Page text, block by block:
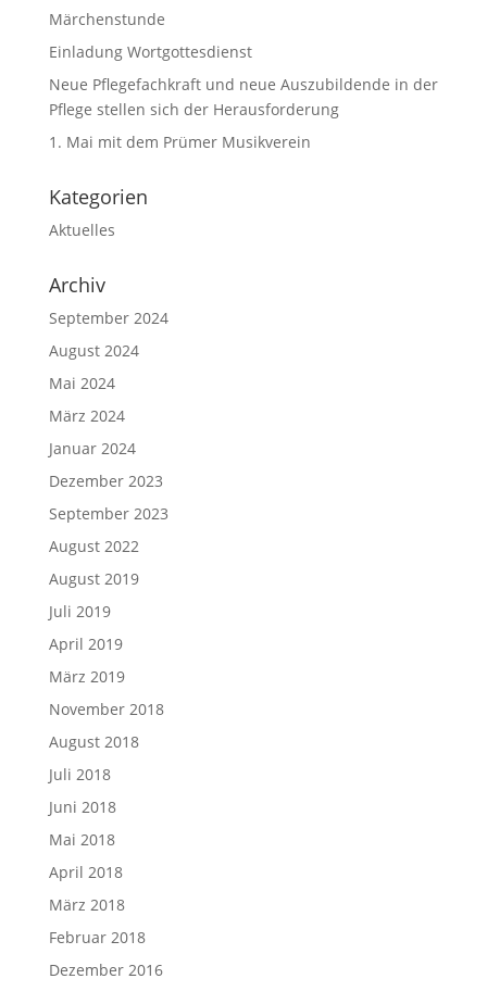
Märchenstunde
Einladung Wortgottesdienst
Neue Pflegefachkraft und neue Auszubildende in der
Pflege stellen sich der Herausforderung
1. Mai mit dem Prümer Musikverein
Kategorien
Aktuelles
Archiv
September 2024
August 2024
Mai 2024
März 2024
Januar 2024
Dezember 2023
September 2023
August 2022
August 2019
Juli 2019
April 2019
März 2019
November 2018
August 2018
Juli 2018
Juni 2018
Mai 2018
April 2018
März 2018
Februar 2018
Dezember 2016